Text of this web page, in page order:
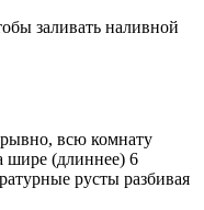
всю комнату
шире (длиннее) 6
русты разбивая